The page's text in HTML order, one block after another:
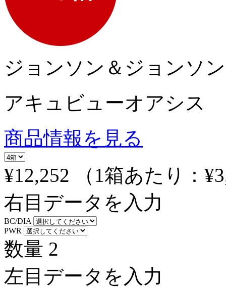
ジョンソン＆ジョンソン
アキュビューオアシス
商品情報を見る
¥12,252
（1箱あたり：
右目データを入力
BC/DIA
PWR
数量 2
左目データを入力